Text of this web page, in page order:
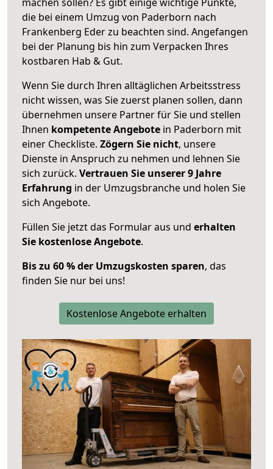
die bei einem Umzug von Paderborn nach
Frankenberg Eder zu beachten sind. Angefangen
bei der Planung bis hin zum Verpacken Ihres
kostbaren Hab & Gut.
Wenn Sie durch Ihren alltäglichen Arbeitsstress
nicht wissen, was Sie zuerst planen sollen, dann
übernehmen unsere Partner für Sie und stellen
Ihnen kompetente Angebote in Paderborn mit
einer Checkliste. Zögern Sie nicht, unsere
Dienste in Anspruch zu nehmen und lehnen Sie
sich zurück. Vertrauen Sie unserer 9 Jahre
Erfahrung in der Umzugsbranche und holen Sie
sich Angebote.
Füllen Sie jetzt das Formular aus und erhalten
Sie kostenlose Angebote.
Bis zu 60 % der Umzugskosten sparen, das
finden Sie nur bei uns!
Kostenlose Angebote erhalten